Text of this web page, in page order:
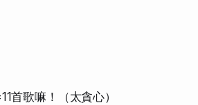
首歌嘛！（太貪心）